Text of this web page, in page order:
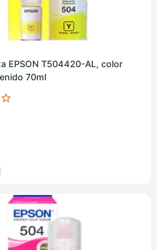
EPSON T504420-AL, color
70ml
star_border